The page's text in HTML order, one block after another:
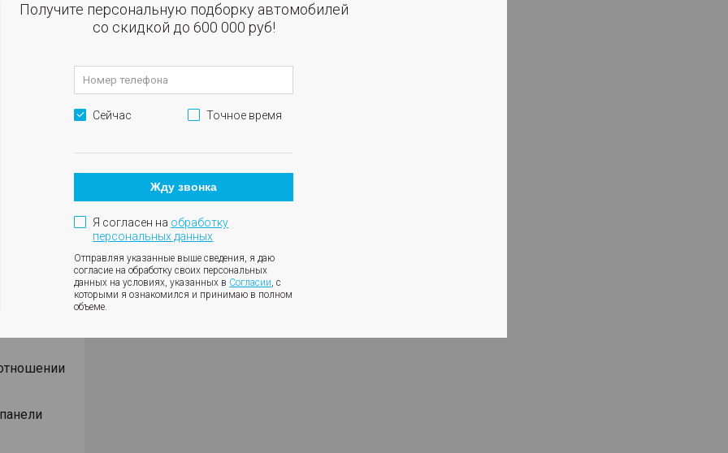
с
Получите персональную подборку автомобилей
со скидкой до 600 000 руб!
Сейчас Точное время
Жду звонка
Я согласен на обработку
персональных данных
Отправляя указанные выше сведения, я даю
согласие на обработку своих персональных
данных на условиях, указанных в Согласии, с
которыми я ознакомился и принимаю в полном
объеме.